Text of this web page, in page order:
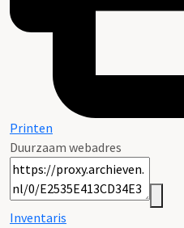
Printen
Duurzaam webadres
Inventaris